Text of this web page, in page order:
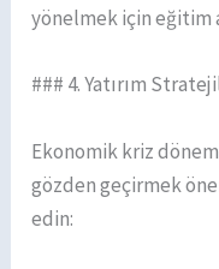
yönelmek için eğitim
### 4. Yatırım
Ekonomik kriz
gözden geçirmek
edin: